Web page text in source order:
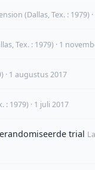
(Dallas, Tex. : 1979)
Tex. : 1979) · 1
· 1 augustus 2017
: 1979) · 1 juli 2017
trial